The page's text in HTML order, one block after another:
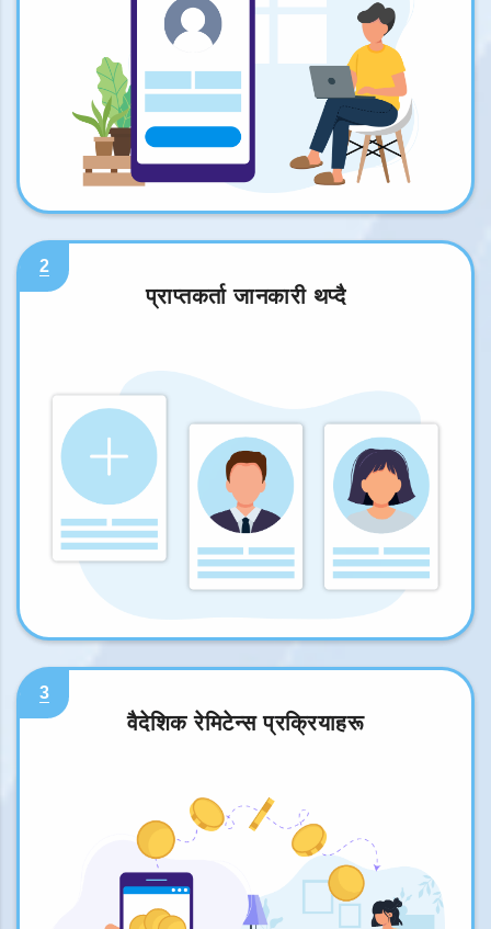
2
प्राप्तकर्ता जानकारी थप्दै
3
वैदेशिक रेमिटेन्स प्रक्रियाहरू